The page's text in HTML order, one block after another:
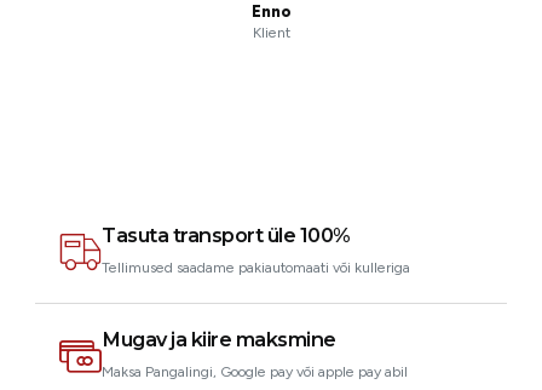
Enno
Klient
Tasuta transport üle 100%
Tellimused saadame pakiautomaati või kulleriga
Mugav ja kiire maksmine
Maksa Pangalingi, Google pay või apple pay abil